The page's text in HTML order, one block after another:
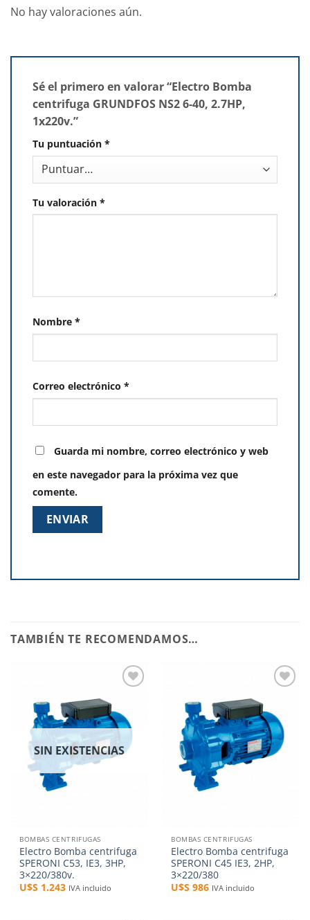
No hay valoraciones aún.
Sé el primero en valorar “Electro Bomba
centrifuga GRUNDFOS NS2 6-40, 2.7HP,
1x220v.”
Tu puntuación *
Tu valoración *
Nombre *
Correo electrónico *
Guarda mi nombre, correo electrónico y web
en este navegador para la próxima vez que
comente.
TAMBIÉN TE RECOMENDAMOS…
lista de
deseos
SIN EXISTENCIAS
BOMBAS CENTRIFUGAS
Electro Bomba centrifuga
SPERONI C53, IE3, 3HP,
3×220/380v.
U$S 1.243 IVA incluido
lista de
deseos
BOMBAS CENTRIFUGAS
Electro Bomba centrifuga
SPERONI C45 IE3, 2HP,
3×220/380
U$S986 IVA incluido